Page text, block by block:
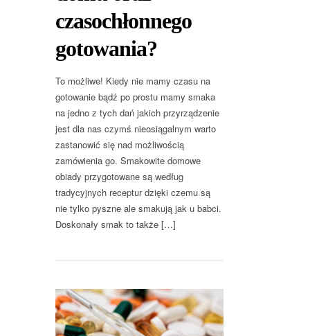
czasochłonnego
gotowania?
To możliwe! Kiedy nie mamy czasu na
gotowanie bądź po prostu mamy smaka
na jedno z tych dań jakich przyrządzenie
jest dla nas czymś nieosiągalnym warto
zastanowić się nad możliwością
zamówienia go. Smakowite domowe
obiady przygotowane są według
tradycyjnych receptur dzięki czemu są
nie tylko pyszne ale smakują jak u babci.
Doskonały smak to także […]